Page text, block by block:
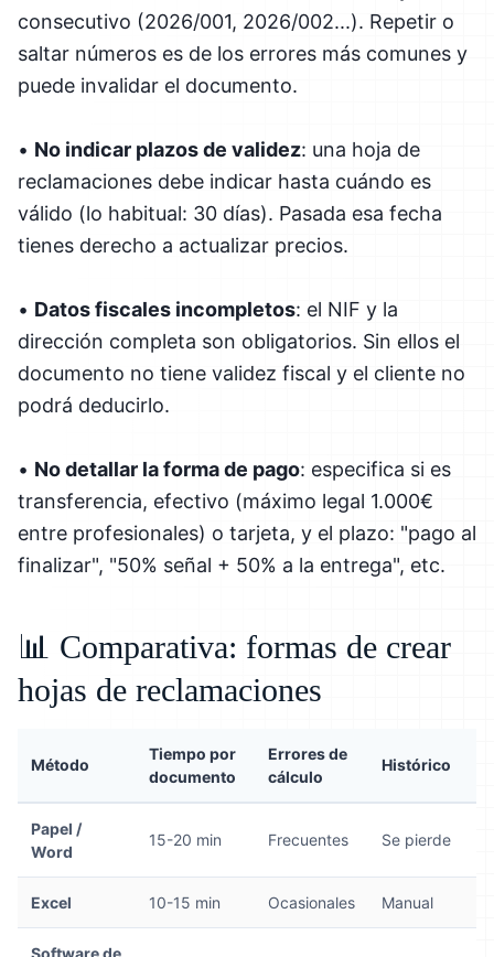
consecutivo (2026/001, 2026/002...). Repetir o
saltar números es de los errores más comunes y
puede invalidar el documento.
• No indicar plazos de validez: una hoja de
reclamaciones debe indicar hasta cuándo es
válido (lo habitual: 30 días). Pasada esa fecha
tienes derecho a actualizar precios.
• Datos fiscales incompletos: el NIF y la
dirección completa son obligatorios. Sin ellos el
documento no tiene validez fiscal y el cliente no
podrá deducirlo.
• No detallar la forma de pago: especifica si es
transferencia, efectivo (máximo legal 1.000€
entre profesionales) o tarjeta, y el plazo: "pago al
finalizar", "50% señal + 50% a la entrega", etc.
📊 Comparativa: formas de crear
hojas de reclamaciones
Método
Tiempo por
documento
Errores de
cálculo
Histórico
Papel /
Word
15-20 min Frecuentes Se pierde
Excel 10-15 min Ocasionales Manual
Software de